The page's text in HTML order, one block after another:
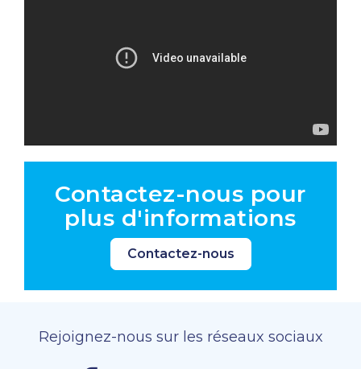
Contactez-nous pour
plus d'informations
Contactez-nous
Rejoignez-nous sur les réseaux sociaux